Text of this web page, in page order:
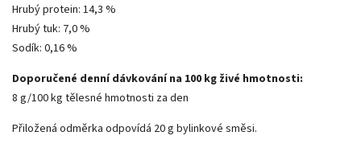
Hrubý protein: 14,3 %
Hrubý tuk: 7,0 %
Sodík: 0,16 %
Doporučené denní dávkování na 100 kg živé hmotnosti:
8 g/100 kg tělesné hmotnosti za den
Přiložená odměrka odpovídá 20 g bylinkové směsi.